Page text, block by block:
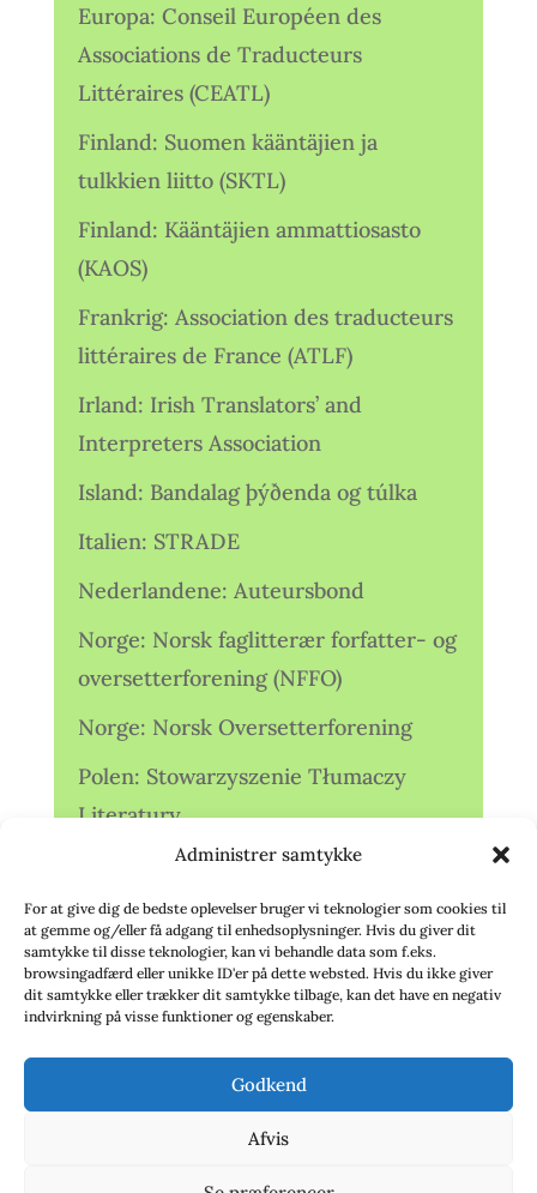
Administrer samtykke
For at give dig de bedste oplevelser bruger vi teknologier som cookies til
at gemme og/eller få adgang til enhedsoplysninger. Hvis du giver dit
samtykke til disse teknologier, kan vi behandle data som f.eks.
browsingadfærd eller unikke ID'er på dette websted. Hvis du ikke giver
dit samtykke eller trækker dit samtykke tilbage, kan det have en negativ
indvirkning på visse funktioner og egenskaber.
Godkend
Afvis
Europa: Conseil Européen des
Associations de Traducteurs
Littéraires (CEATL)
Finland: Suomen kääntäjien ja
tulkkien liitto (SKTL)
Finland: Kääntäjien ammattiosasto
(KAOS)
Frankrig: Association des traducteurs
littéraires de France (ATLF)
Irland: Irish Translators’ and
Interpreters Association
Island: Bandalag þýðenda og túlka
Italien: STRADE
Nederlandene: Auteursbond
Norge: Norsk faglitterær forfatter- og
oversetterforening (NFFO)
Norge: Norsk Oversetterforening
Polen: Stowarzyszenie Tłumaczy
Literatury
Storbritannien: Translators
Association (TA)
Sverige: Översättarsektionen (Ö.)
Sverige: Översättarcentrum (ÖC)
deutschsprachiger Übersetzer (VdÜ)